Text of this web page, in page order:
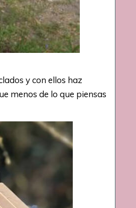
y con ellos haz
menos de lo que piensas